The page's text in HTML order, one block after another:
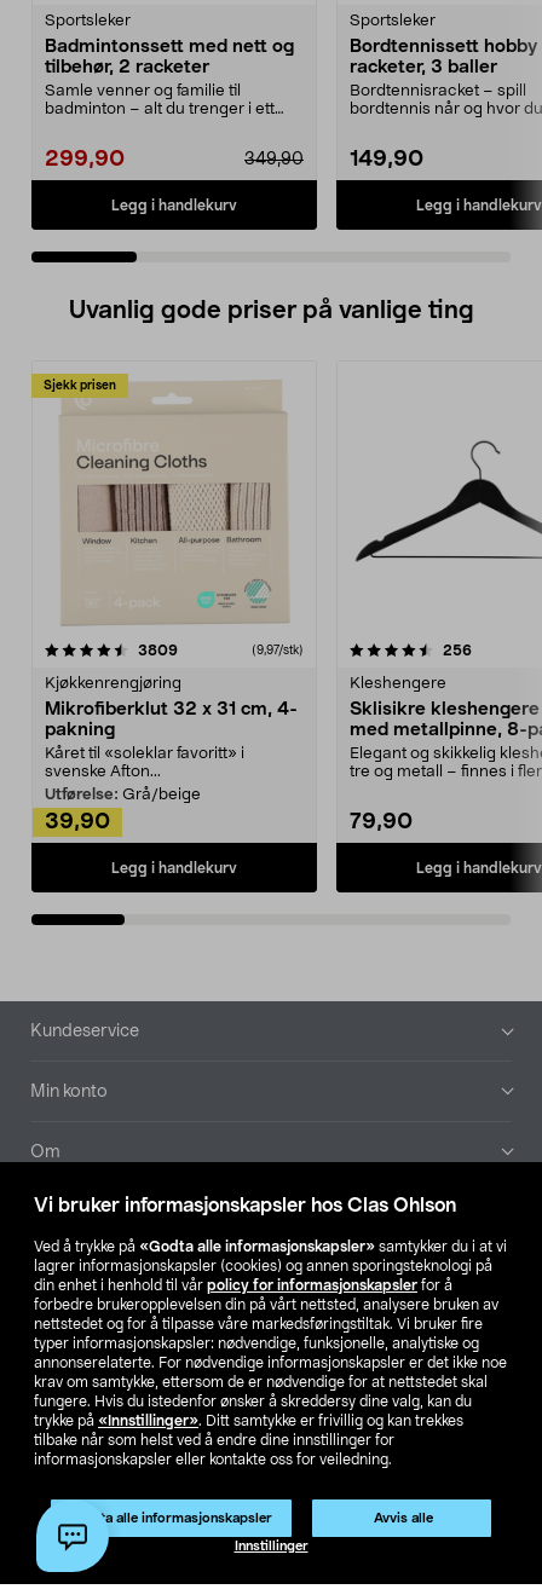
Vi bruker informasjonskapsler hos Clas Ohlson
Ved å trykke på «Godta alle informasjonskapsler» samtykker du i at vi
lagrer informasjonskapsler (cookies) og annen sporingsteknologi på
din enhet i henhold til vår policy for informasjonskapsler for å
forbedre brukeropplevelsen din på vårt nettsted, analysere bruken av
nettstedet og for å tilpasse våre markedsføringstiltak. Vi bruker fire
typer informasjonskapsler: nødvendige, funksjonelle, analytiske og
annonserelaterte. For nødvendige informasjonskapsler er det ikke noe
krav om samtykke, ettersom de er nødvendige for at nettstedet skal
fungere. Hvis du istedenfor ønsker å skreddersy dine valg, kan du
trykke på «Innstillinger». Ditt samtykke er frivillig og kan trekkes
tilbake når som helst ved å endre dine innstillinger for
informasjonskapsler eller kontakte oss for veiledning.
Godta alle informasjonskapsler Avvis alle
Innstillinger
Sportsleker
Badmintonssett med nett og
tilbehør, 2 racketer
Samle venner og familie til
badminton – alt du trenger i ett
299,90 349,90
Legg i handlekurv
Sportsleker
Bordtennissett hobby
racketer, 3 baller
Bordtennisracket – spill
bordtennis når og hvor
149,90
Legg i handlekurv
Uvanlig gode priser på vanlige ting
Sjekk prisen
3809anmeldelser(9,97/stk)
Kjøkkenrengjøring
Mikrofiberklut 32 x 31 cm, 4-
pakning
Kåret til «soleklar favoritt» i
svenske Afton...
Utførelse: Grå/beige
39,90
Legg i handlekurv
4.5av 5 stjerner 256
Kleshengere
Sklisikre
med metallpinne, 8-
Elegant og skikkelig
tre og metall – finnes i
79,90
Legg i handlekurv
4.5av 5 stjerner
Bunntekst
Kundeservice
Min konto
Om
Aktuelt
Våre selskaper
Finn din butikk
SE NO FI
Privacy statement Medlemsvilkår